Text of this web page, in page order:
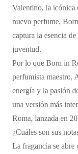
Valentino, la icónica
nuevo perfume,
captura la esencia
juventud.
Por lo que Born in
perfumista maestro,
energía y la pasión
una versión más
Roma, lanzada en
¿Cuáles son sus
La fragancia se abre